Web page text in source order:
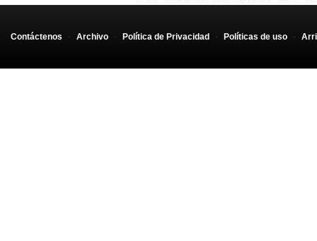
Contáctenos - Archivo - Política de Privacidad - Políticas de uso -